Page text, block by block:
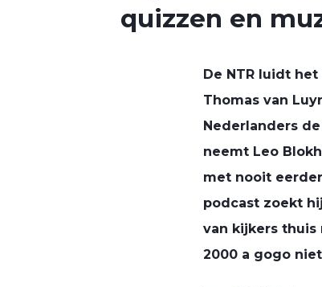
quizzen en
De NTR luidt
Thomas van
Nederlanders
neemt Leo
met nooit
podcast zoekt
van kijkers
2000 a gogo